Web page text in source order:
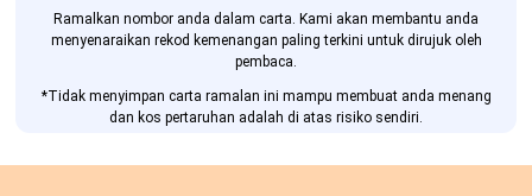
Ramalkan nombor anda dalam carta. Kami akan membantu anda
menyenaraikan rekod kemenangan paling terkini untuk dirujuk oleh
pembaca.
*Tidak menyimpan carta ramalan ini mampu membuat anda menang
dan kos pertaruhan adalah di atas risiko sendiri.